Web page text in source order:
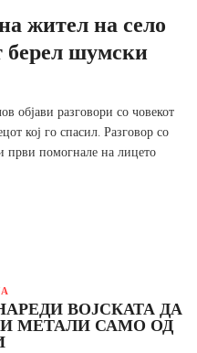
жител на село
берел шумски
објави разговори со човекот
кој го спасил. Разговор со
први помогнале на лицето
ВОЈСКАТА ДА
МЕТАЛИ САМО ОД